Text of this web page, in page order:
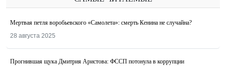
Мертвая петля воробьевского «Самолета»: смерть Кенина не случайна?
28 августа 2025
Прогнившая щука Дмитрия Аристова: ФССП потонула в коррупции